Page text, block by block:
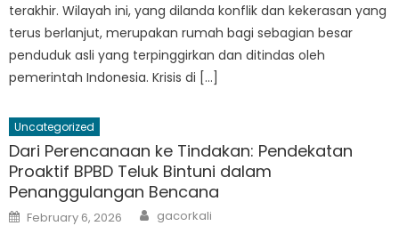
terakhir. Wilayah ini, yang dilanda konflik dan kekerasan yang
terus berlanjut, merupakan rumah bagi sebagian besar
penduduk asli yang terpinggirkan dan ditindas oleh
pemerintah Indonesia. Krisis di […]
Uncategorized
Dari Perencanaan ke Tindakan: Pendekatan
Proaktif BPBD Teluk Bintuni dalam
Penanggulangan Bencana
Posted
on
February 6, 2026 Author
gacorkali